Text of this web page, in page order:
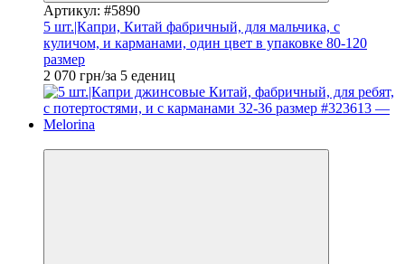
Артикул: #5890
5 шт.|Капри, Китай фабричный, для мальчика, с
куличом, и карманами, один цвет в упаковке 80-120
размер
2 070 грн/за 5 едениц